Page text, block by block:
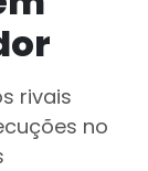
rivais
no